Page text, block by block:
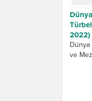
2022)
Dünya
ve